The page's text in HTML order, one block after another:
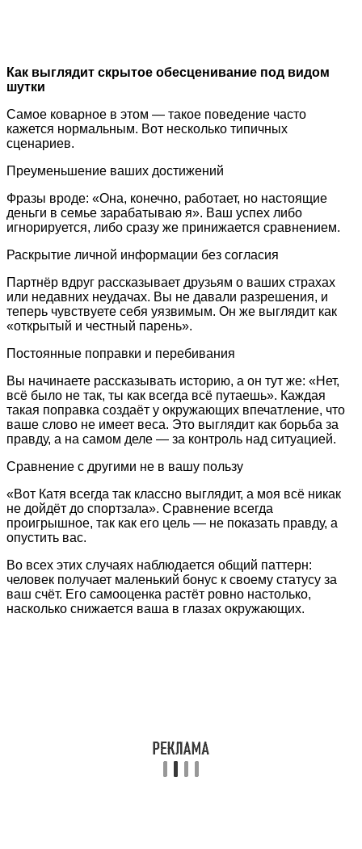
Как выглядит скрытое обесценивание под видом
шутки
Самое коварное в этом — такое поведение часто
кажется нормальным. Вот несколько типичных
сценариев.
Преуменьшение ваших достижений
Фразы вроде: «Она, конечно, работает, но настоящие
деньги в семье зарабатываю я». Ваш успех либо
игнорируется, либо сразу же принижается сравнением.
Раскрытие личной информации без согласия
Партнёр вдруг рассказывает друзьям о ваших страхах
или недавних неудачах. Вы не давали разрешения, и
теперь чувствуете себя уязвимым. Он же выглядит как
«открытый и честный парень».
Постоянные поправки и перебивания
Вы начинаете рассказывать историю, а он тут же: «Нет,
всё было не так, ты как всегда всё путаешь». Каждая
такая поправка создаёт у окружающих впечатление, что
ваше слово не имеет веса. Это выглядит как борьба за
правду, а на самом деле — за контроль над ситуацией.
Сравнение с другими не в вашу пользу
«Вот Катя всегда так классно выглядит, а моя всё никак
не дойдёт до спортзала». Сравнение всегда
проигрышное, так как его цель — не показать правду, а
опустить вас.
Во всех этих случаях наблюдается общий паттерн:
человек получает маленький бонус к своему статусу за
ваш счёт. Его самооценка растёт ровно настолько,
насколько снижается ваша в глазах окружающих.